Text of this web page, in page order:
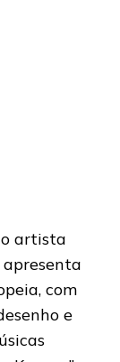
artista
apresenta
com
e